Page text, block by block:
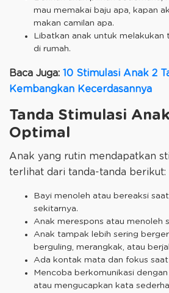
mau memakai baju apa, kapan
makan camilan apa.
Libatkan anak untuk melakukan
di rumah.
Baca Juga: 10 Stimulasi Anak 2
Kembangkan Kecerdasannya
Tanda Stimulasi
Optimal
Anak yang rutin mendapatkan
terlihat dari tanda-tanda berikut:
Bayi menoleh atau bereaksi
sekitarnya.
Anak merespons atau menoleh
Anak tampak lebih sering
berguling, merangkak, atau
Ada kontak mata dan fokus
Mencoba berkomunikasi
atau mengucapkan kata